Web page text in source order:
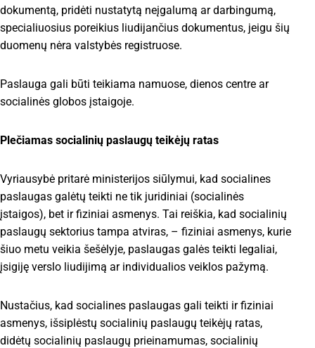
dokumentą, pridėti nustatytą neįgalumą ar darbingumą,
specialiuosius poreikius liudijančius dokumentus, jeigu šių
duomenų nėra valstybės registruose.
Paslauga gali būti teikiama namuose, dienos centre ar
socialinės globos įstaigoje.
Plečiamas socialinių paslaugų teikėjų ratas
Vyriausybė pritarė ministerijos siūlymui, kad socialines
paslaugas galėtų teikti ne tik juridiniai (socialinės
įstaigos), bet ir fiziniai asmenys. Tai reiškia, kad socialinių
paslaugų sektorius tampa atviras, – fiziniai asmenys, kurie
šiuo metu veikia šešėlyje, paslaugas galės teikti legaliai,
įsigiję verslo liudijimą ar individualios veiklos pažymą.
Nustačius, kad socialines paslaugas gali teikti ir fiziniai
asmenys, išsiplėstų socialinių paslaugų teikėjų ratas,
didėtų socialinių paslaugų prieinamumas, socialinių